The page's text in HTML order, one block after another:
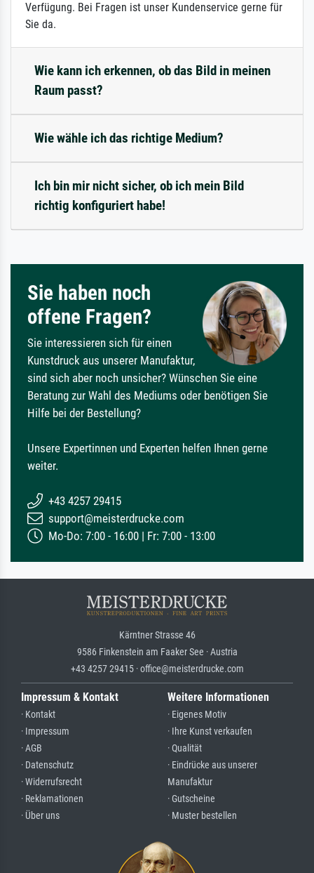
Verfügung. Bei Fragen ist unser Kundenservice gerne für
Sie da.
Wie kann ich erkennen, ob das Bild in meinen
Raum passt?
Wie wähle ich das richtige Medium?
Ich bin mir nicht sicher, ob ich mein Bild
richtig konfiguriert habe!
Sie haben noch
offene Fragen?
Sie interessieren sich für einen
Kunstdruck aus unserer Manufaktur,
sind sich aber noch unsicher? Wünschen Sie eine
Beratung zur Wahl des Mediums oder benötigen Sie
Hilfe bei der Bestellung?
Unsere Expertinnen und Experten helfen Ihnen gerne
weiter.
+43 4257 29415
support@meisterdrucke.com
Mo-Do: 7:00 - 16:00 | Fr: 7:00 - 13:00
Kärntner Strasse 46
9586 Finkenstein am Faaker See · Austria
+43 4257 29415 · office@meisterdrucke.com
Impressum & Kontakt
· Kontakt
· Impressum
· AGB
· Datenschutz
· Widerrufsrecht
· Reklamationen
· Über uns
Weitere Informationen
· Eigenes Motiv
· Ihre Kunst verkaufen
· Qualität
· Eindrücke aus unserer
Manufaktur
· Gutscheine
· Muster bestellen